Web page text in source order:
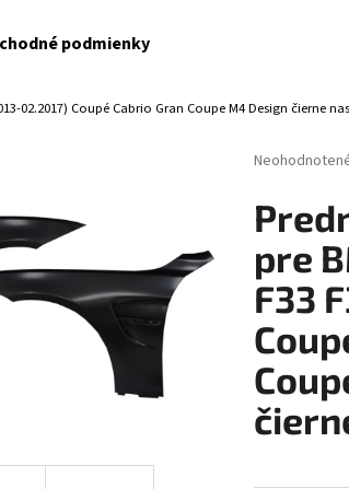
podmienky
02.2017) Coupé Cabrio Gran Coupe M4 Design čierne
Priemerné
produktu
je
5
hviezdičiek.
pre
F33
nájsť?